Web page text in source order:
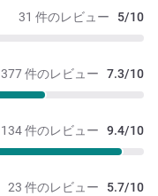
31 件のレビュー 5/10
377 件のレビュー 7.3/10
134 件のレビュー 9.4/10
23 件のレビュー 5.7/10